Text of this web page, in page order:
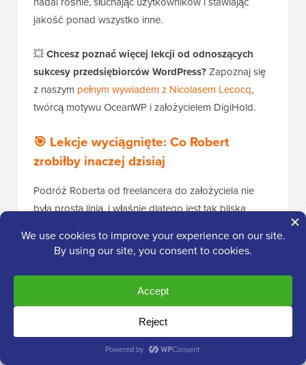
jakość ponad wszystko inne.
💥Chcesz poznać więcej lekcji od odnoszących
sukcesy przedsiębiorców WordPress?Zapoznaj się
z naszym pełnym wywiadem z Nicolasem Lecocq,
twórcą motywu OceanWP i założycielem DigiHold.
🎯 Lekcje wyciągnięte: Co Robert
zrobiłby inaczej dzisiaj
Podróż Roberta od freelancera do założyciela nie
była prostą linią, i właśnie dlatego jest tak bliska
Przez pierwsze kilka lat Melapress (pierwotnie WP
White Security) ewoluował poprzez eksperymenty, a
nie długoterminową strategię.
Pomysły na wtyczki były realizowane intuicyjnie.
Systemy były budowane (i czasami przebudowywane)